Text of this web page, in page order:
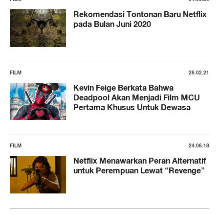
Rekomendasi Tontonan Baru Netflix
pada Bulan Juni 2020
FILM 28.02.21
Kevin Feige Berkata Bahwa
Deadpool Akan Menjadi Film MCU
Pertama Khusus Untuk Dewasa
FILM 24.06.18
Netflix Menawarkan Peran Alternatif
untuk Perempuan Lewat “Revenge”